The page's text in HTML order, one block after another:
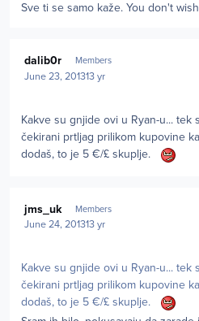
Sve ti se samo kaže. You don't
dalib0r Members
June 23, 201313 yr
Kakve su gnjide ovi u Ryan-u... tek
čekirani prtljag prilikom kupovine
dodaš, to je 5 €/£ skuplje.
jms_uk Members
June 24, 201313 yr
Kakve su gnjide ovi u Ryan-u... tek
čekirani prtljag prilikom kupovine
dodaš, to je 5 €/£ skuplje.